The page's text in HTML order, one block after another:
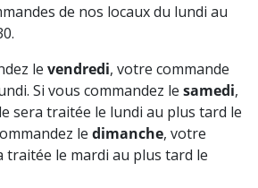
de nos locaux du lundi au
le vendredi, votre commande
Si vous commandez le samedi,
sera traitée le lundi au plus tard le
le dimanche, votre
traitée le mardi au plus tard le